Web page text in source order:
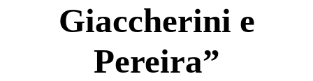
Giaccherini e
Pereira”